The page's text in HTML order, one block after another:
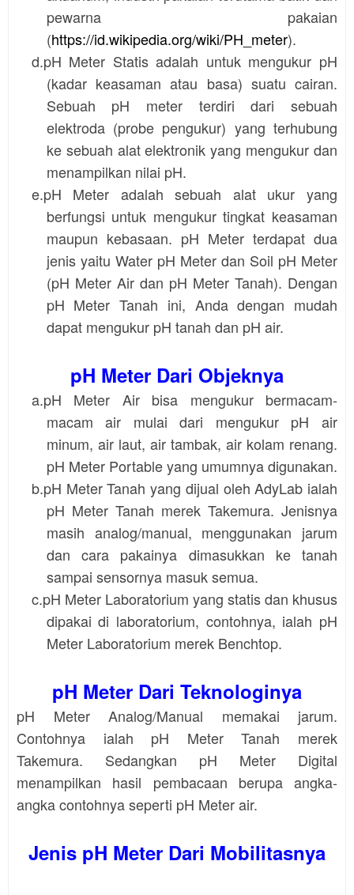
pewarna pakaian
(https://id.wikipedia.org/wiki/PH_meter).
d.pH Meter Statisadalah untuk mengukur pH
(kadar keasaman atau basa) suatu cairan.
Sebuah pH meter terdiri dari sebuah
elektroda (probe pengukur) yang terhubung
ke sebuah alat elektronik yang mengukur dan
menampilkan nilai pH.
e.pH Meter adalah sebuah alat ukur yang
berfungsi untuk mengukur tingkat keasaman
maupun kebasaan. pH Meter terdapat dua
jenis yaitu Water pH Meter dan Soil pH Meter
(pH Meter Air dan pH Meter Tanah). Dengan
pH Meter Tanah ini, Anda dengan mudah
dapat mengukur pH tanah dan pH air.
pH Meter Dari Objeknya
a.pH Meter Air bisa mengukur bermacam-
macam air mulai dari mengukur pH air
minum, air laut, air tambak, air kolam renang.
pH Meter Portableyang umumnya digunakan.
b.pH Meter Tanah yang dijual oleh AdyLab ialah
pH Meter Tanah merek Takemura. Jenisnya
masih analog/manual, menggunakan jarum
dan cara pakainya dimasukkan ke tanah
sampai sensornya masuk semua.
c.pH Meter Laboratorium yang statis dan khusus
dipakai di laboratorium, contohnya, ialah pH
Meter Laboratorium merek Benchtop.
pH Meter Dari Teknologinya
pH Meter Analog/Manual memakai jarum.
Contohnya ialah pH Meter Tanah merek
Takemura. Sedangkan pH Meter Digital
menampilkan hasil pembacaan berupa angka-
angka contohnya seperti pH Meter air.
Jenis pH Meter Dari Mobilitasnya